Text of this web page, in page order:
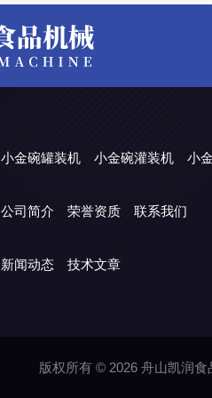
小金碗罐装机 小金碗灌装机 小
公司简介 荣誉资质 联系我们
新闻动态 技术文章
版权所有 © 2026 舟山凯润